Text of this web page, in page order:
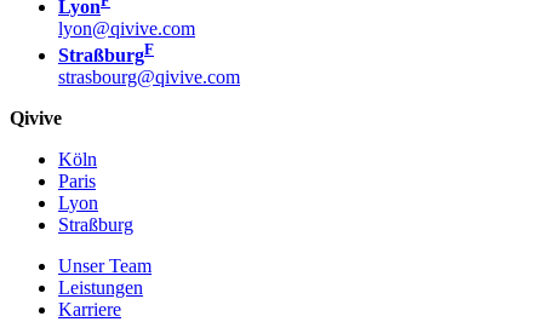
Lyon
lyon@qivive.com
StraßburgF
strasbourg@qivive.com
Qivive
Köln
Paris
Lyon
Straßburg
Unser Team
Leistungen
Karriere